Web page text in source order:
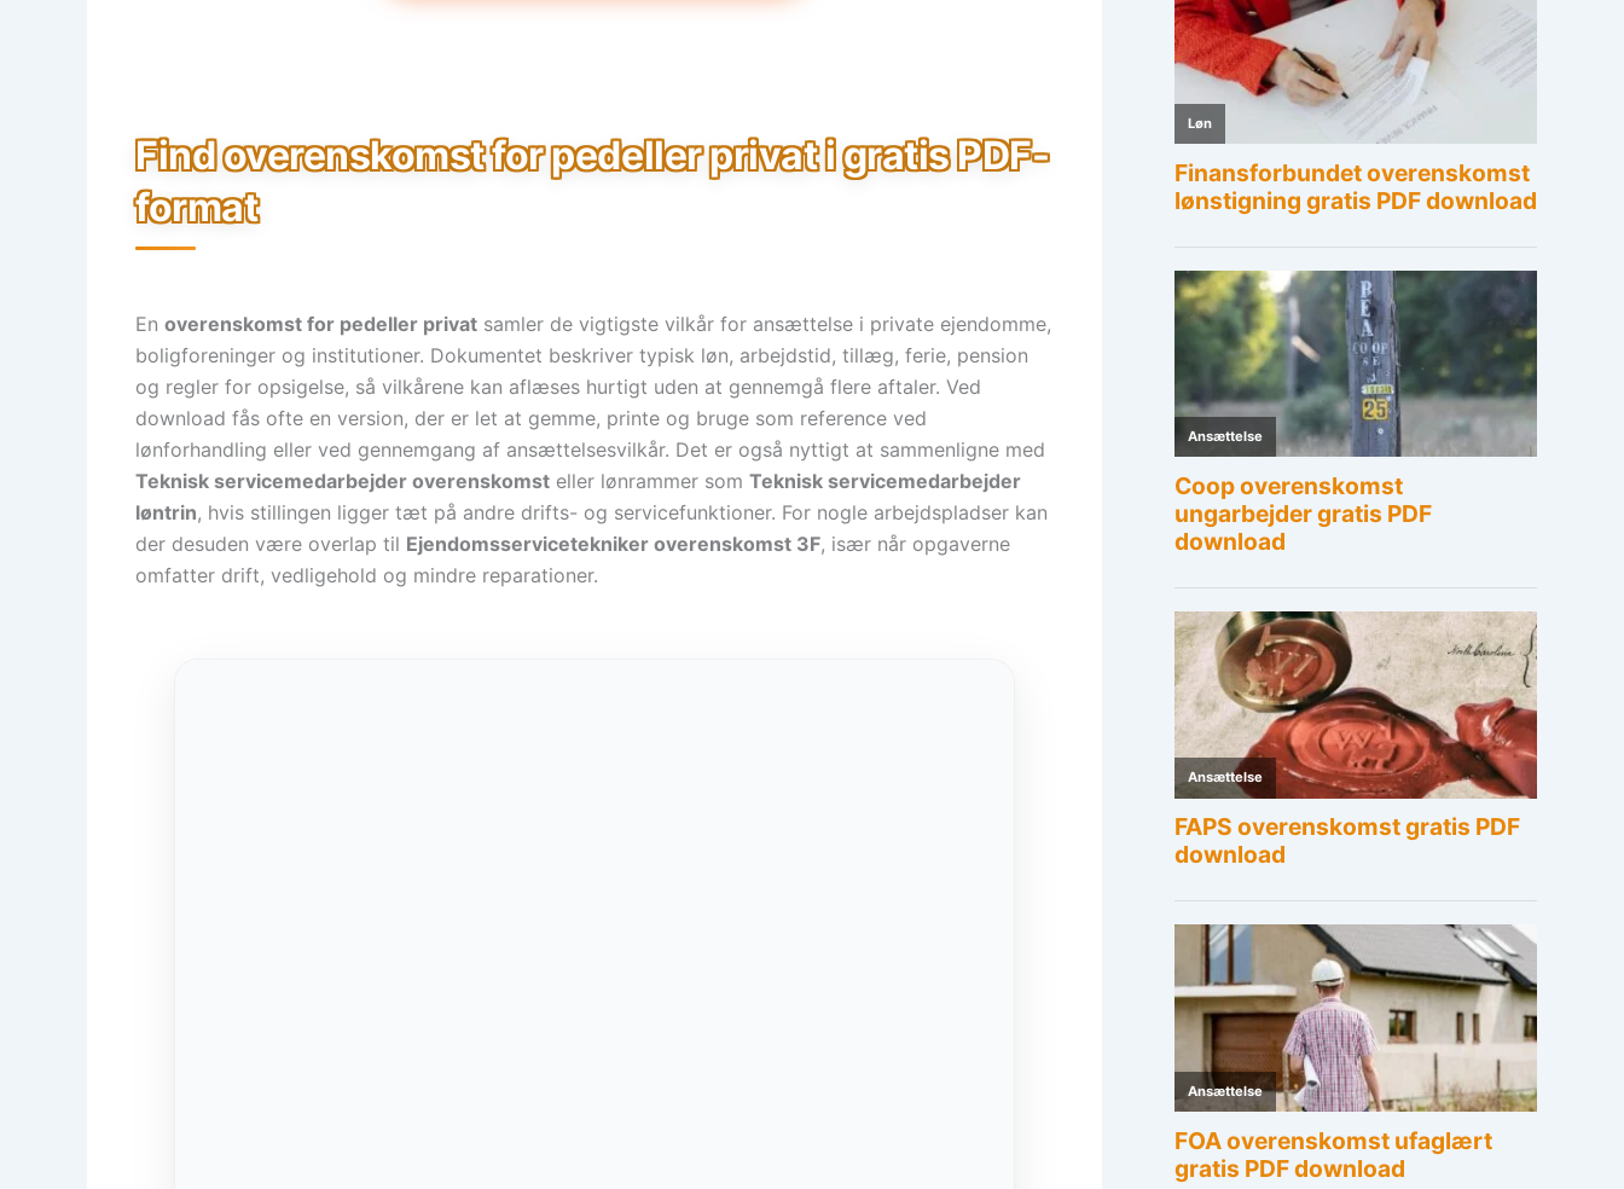
Find overenskomst for pedeller privat i gratis PDF-
format
En overenskomst for pedeller privat samler de vigtigste vilkår for ansættelse i private ejendomme,
boligforeninger og institutioner. Dokumentet beskriver typisk løn, arbejdstid, tillæg, ferie, pension
og regler for opsigelse, så vilkårene kan aflæses hurtigt uden at gennemgå flere aftaler. Ved
download fås ofte en version, der er let at gemme, printe og bruge som reference ved
lønforhandling eller ved gennemgang af ansættelsesvilkår. Det er også nyttigt at sammenligne med
Teknisk servicemedarbejder overenskomst eller lønrammer som Teknisk servicemedarbejder
løntrin, hvis stillingen ligger tæt på andre drifts- og servicefunktioner. For nogle arbejdspladser kan
der desuden være overlap til Ejendomsservicetekniker overenskomst 3F, især når opgaverne
omfatter drift, vedligehold og mindre reparationer.